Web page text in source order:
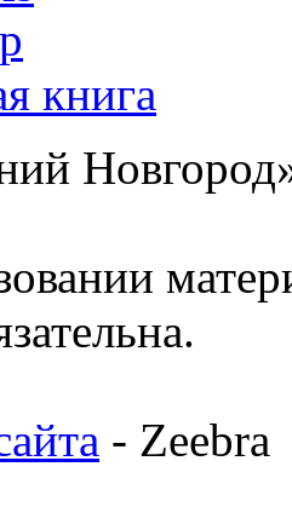
книга
- Zeebra